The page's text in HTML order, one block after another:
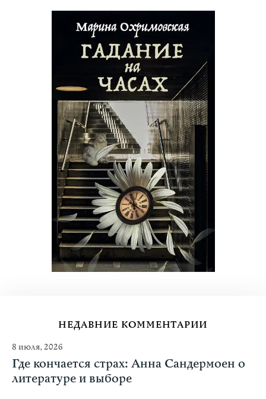
НЕДАВНИЕ КОММЕНТАРИИ
8 июля, 2026
Где кончается страх: Анна Сандермоен о
литературе и выборе